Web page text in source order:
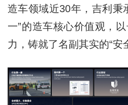
造车领域近30年，吉利秉
一”的造车核心价值观，
力，铸就了名副其实的“安